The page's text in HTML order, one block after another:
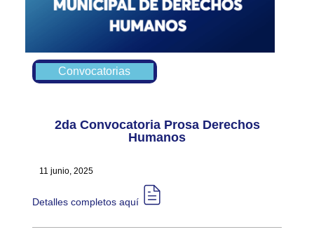
Convocatorias
2da Convocatoria Prosa Derechos
Humanos
11 junio, 2025
Detalles completos aquí​​